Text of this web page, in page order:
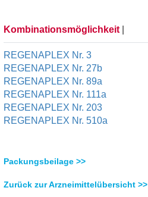
Kombinationsmöglichkeit
REGENAPLEX Nr. 3
REGENAPLEX Nr. 27b
REGENAPLEX Nr. 89a
REGENAPLEX Nr. 111a
REGENAPLEX Nr. 203
REGENAPLEX Nr. 510a
Packungsbeilage >>
Zurück zur Arzneimittelübersicht >>